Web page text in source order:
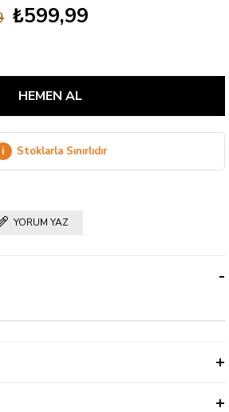
₺599,99
i Stoklarla Sınırlıdır
YORUM YAZ